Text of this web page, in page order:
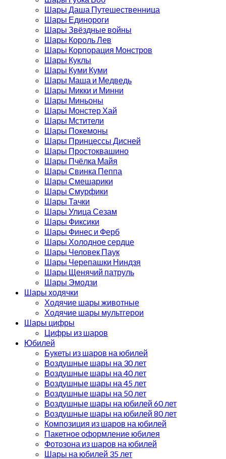
Шары Даша Путешественница
Шары Единороги
Шары Звёздные войны
Шары Король Лев
Шары Корпорация Монстров
Шары Куклы
Шары Куми Куми
Шары Маша и Медведь
Шары Микки и Минни
Шары Миньоны
Шары Монстер Хай
Шары Мстители
Шары Покемоны
Шары Принцессы Дисней
Шары Простоквашино
Шары Пчёлка Майя
Шары Свинка Пеппа
Шары Смешарики
Шары Смурфики
Шары Тачки
Шары Улица Сезам
Шары Фиксики
Шары Финес и Ферб
Шары Холодное сердце
Шары Человек Паук
Шары Черепашки Ниндзя
Шары Щенячий патруль
Шары Эмодзи
Шары ходячки
Ходячие шары животные
Ходячие шары мультгерои
Шары цифры
Цифры из шаров
Юбилей
Букеты из шаров на юбилей
Воздушные шары на 30 лет
Воздушные шары на 40 лет
Воздушные шары на 45 лет
Воздушные шары на 50 лет
Воздушные шары на юбилей 60 лет
Воздушные шары на юбилей 80 лет
Композиция из шаров на юбилей
Пакетное оформление юбилея
Фотозона из шаров на юбилей
Шары на юбилей 35 лет